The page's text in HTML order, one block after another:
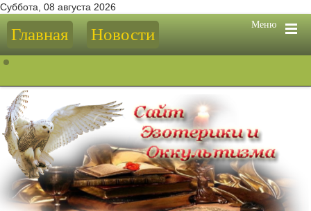
Суббота, 08 августа 2026
Меню
Главная Новости